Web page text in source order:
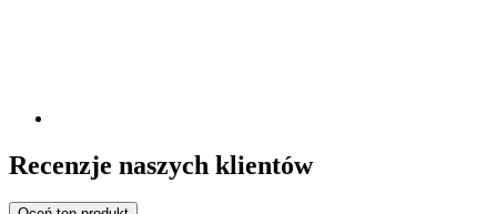
Recenzje naszych klientów